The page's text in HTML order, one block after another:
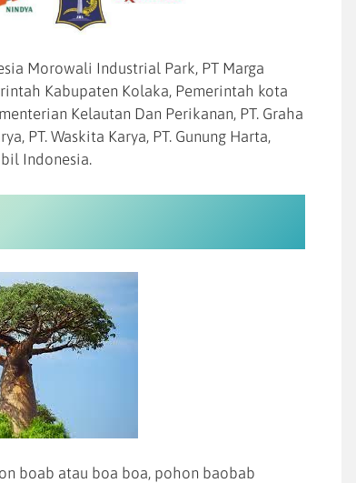
Morowali Industrial Park, PT Marga
Kabupaten Kolaka, Pemerintah kota
Kelautan Dan Perikanan, PT. Graha
PT. Waskita Karya, PT. Gunung Harta,
Indonesia.
boab atau boa boa, pohon baobab